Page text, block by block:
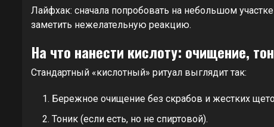
Лайфхак: сначала попробовать на небольшом
заметить нежелательную реакцию.
На что нанести кислоту: очищение,
Стандартный «кислотный» ритуал выглядит так:
Бережное очищение без скрабов и жестких
Тоник (если есть, но не спиртовой).